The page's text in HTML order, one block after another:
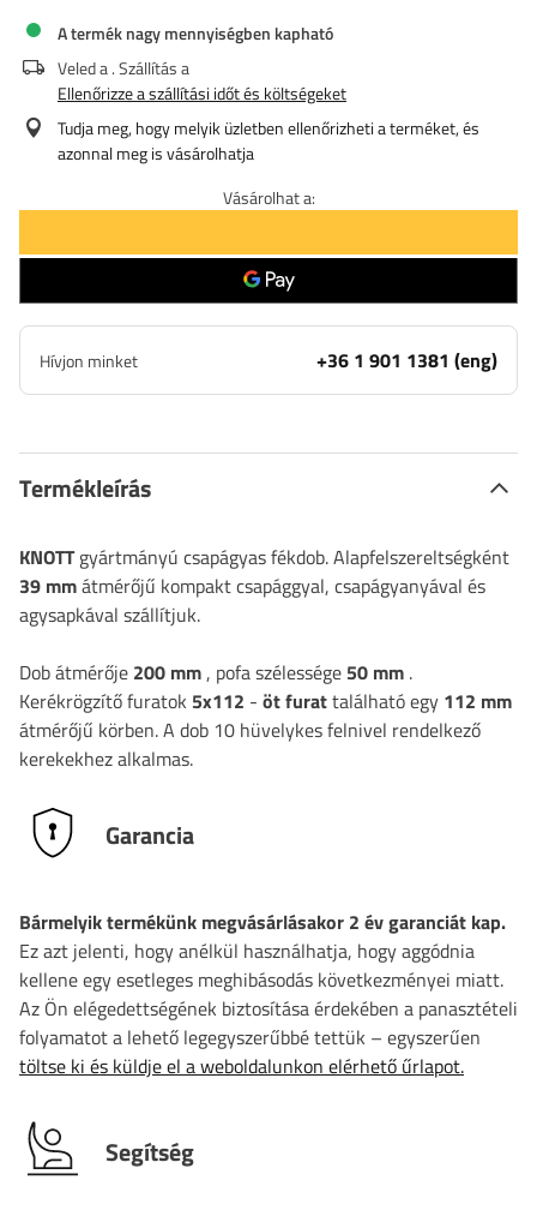
A termék nagy mennyiségben kapható
Veled a. Szállítás a
Ellenőrizze a szállítási időt és költségeket
Tudja meg, hogy melyik üzletben ellenőrizheti a terméket, és
azonnal meg is vásárolhatja
Vásárolhat a:
Hívjon minket +36 1 901 1381 (eng)
Termékleírás
KNOTTgyártmányú csapágyas fékdob. Alapfelszereltségként
39 mmátmérőjű kompakt csapággyal, csapágyanyával és
agysapkával szállítjuk.
Dob átmérője 200 mm, pofa szélessége 50 mm .
Kerékrögzítő furatok 5x112 - öt furattalálható egy 112 mm
átmérőjű körben. A dob 10 hüvelykes felnivel rendelkező
kerekekhez alkalmas.
Garancia
Bármelyik termékünk megvásárlásakor 2 év garanciát kap.
Ez azt jelenti, hogy anélkül használhatja, hogy aggódnia
kellene egy esetleges meghibásodás következményei miatt.
Az Ön elégedettségének biztosítása érdekében a panasztételi
folyamatot a lehető legegyszerűbbé tettük – egyszerűen
töltse ki és küldje el a weboldalunkon elérhető űrlapot.
Segítség